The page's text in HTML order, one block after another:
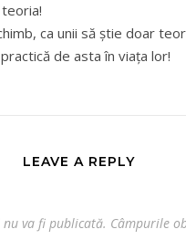
ca unii să știe doar
de asta în viața lor!
LEAVE A REPLY
va fi publicată. Câmpurile